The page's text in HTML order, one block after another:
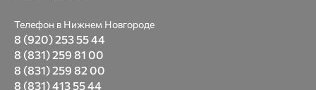
Телефон в Нижнем Новгороде
8 (920) 253 55 44
8 (831) 259 81 00
8 (831) 259 82 00
8 (831) 413 55 44